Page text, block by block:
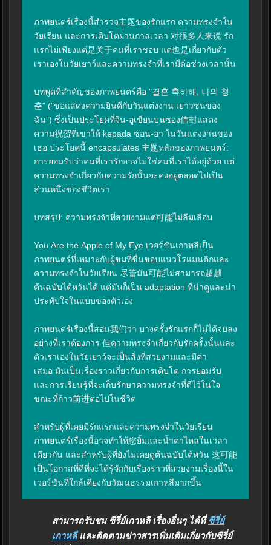
ภาพยนตร์เรื่องนี้สำรวจ主题ของรักแรก ความทรงจำใน
วัยเรียน และการเติบโตผ่านกาลเวลา 对很多人来说 รัก
แรกไม่เพียงแต่是关于คนที่เราชอบ แต่也是เกี่ยวกับตัว
เราเองในวัยเยาว์และความทรงจำที่เรามีต่อช่วงเวลานั้น
บทพูดที่สำคัญของภาพยนตร์คือ "결혼 축하해, 나의 청
춘" ("ขอแสดงความยินดีกับวันแต่งงาน เยาวชนของ
ฉัน") ซึ่งเป็นประโยคที่จิน-อูเขียนบนซอง信封แสดง
ความ祝贺ที่เขาให้ kepada ซอน-อา ในวันแต่งงานของ
เธอ ประโยคนี้ encapsulates 主题หลักของภาพยนตร์:
การยอมรับว่าคนที่เรารักอาจไม่ใช่คนที่เราได้อยู่ด้วย แต่
ความทรงจำเกี่ยวกับความรักนั้นจะคงอยู่ตลอดไปเป็น
ส่วนหนึ่งของชีวิตเรา
บทสรุป: ความทรงจำที่สวยงามแต่可能ไม่ลืมเลือน
You Are the Apple of My Eye เวอร์ชันเกาหลีเป็น
ภาพยนตร์ที่เหมาะกับผู้ชมที่ชื่นชอบแนวโรแมนติกและ
ความทรงจำในวัยเรียน 尽管มัน可能ไม่สามารถ超越
ต้นฉบับไต้หวันได้ แต่มันก็เป็น adaptation ที่น่าดูและน่า
ประทับใจในแบบของตัวเอง
ภาพยนตร์เรื่องนี้สอน我们ว่า บางครั้งรักแรกก็ไม่ได้จบลง
อย่างที่เราต้องการ 但ความทรงจำเกี่ยวกับรักครั้งนั้นและ
ตัวเราเองในวัยเยาว์จะเป็นสิ่งที่สวยงามและมีค่า
เสมอ มันเป็นเรื่องราวเกี่ยวกับการเติบโต การยอมรับ
และการเรียนรู้ที่จะเก็บรักษาความทรงจำที่ดีไว้ในใจ
ขณะที่ก้าว前进ต่อไปในชีวิต
สำหรับผู้ที่เคยมีรักแรกและความทรงจำในวัยเรียน
ภาพยนตร์เรื่องนี้อาจทำให้您ยิ้มและน้ำตาไหลในเวลา
เดียวกัน และสำหรับผู้ที่ยังไม่เคยดูต้นฉบับไต้หวัน 这可能
เป็นโอกาสที่ดีที่จะได้รู้จักกับเรื่องราวที่สวยงามเรื่องนี้ใน
เวอร์ชันที่ใกล้เคียงกับวัฒนธรรมเกาหลีมากขึ้น
สามารถรับชม ซีรี่ย์เกาหลี เรื่องอื่นๆ ได้ที่ซีรี่ย์
เกาหลีและติดตามข่าวสารเพิ่มเติมเกี่ยวกับซีรี่ย์